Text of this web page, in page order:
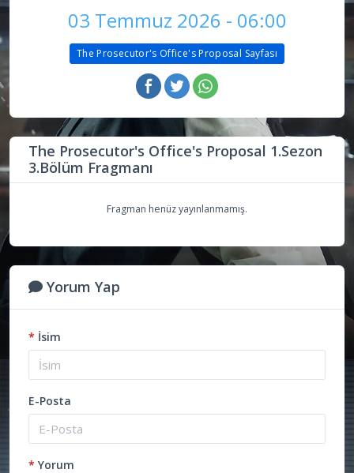
03 Temmuz 2026 - 06:00
The Prosecutor's Office's Proposal Sayfası
The Prosecutor's Office's Proposal 1.Sezon
3.Bölüm Fragmanı
Fragman henüz yayınlanmamış.
Yorum Yap
* İsim
E-Posta
* Yorum